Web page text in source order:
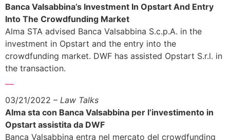
Banca Valsabbina’s Investment In Opstart And Entry
Into The Crowdfunding Market
Alma STA advised Banca Valsabbina S.c.p.A. in the
investment in Opstart and the entry into the
crowdfunding market. DWF has assisted Opstart S.r.l. in
the transaction.
03/21/2022 – Law Talks
Alma sta con Banca Valsabbina per l’investimento in
Opstart assistita da DWF
Banca Valsabbina entra nel mercato del crowdfunding